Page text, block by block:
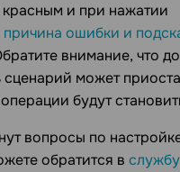
красным и при нажатии
причина ошибки и
внимание, что
может
будут
вопросы по
обратится в